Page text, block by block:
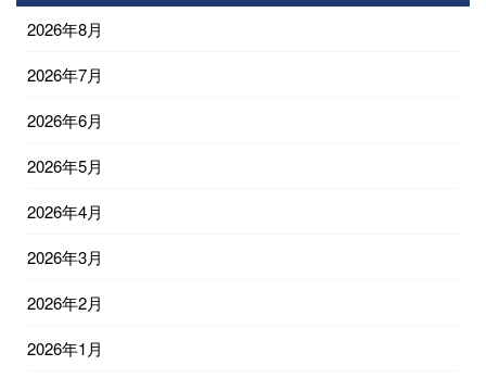
2026年8月
2026年7月
2026年6月
2026年5月
2026年4月
2026年3月
2026年2月
2026年1月